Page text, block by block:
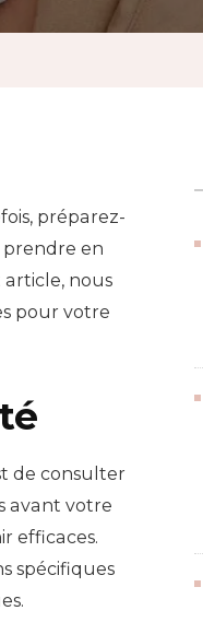
préparez-
prendre en
article, nous
pour votre
de consulter
avant votre
efficaces.
spécifiques